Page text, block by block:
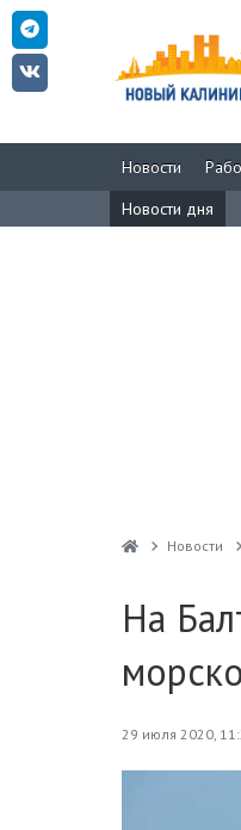
Новости
Новости дня
Новости
На
29 июля 2020,